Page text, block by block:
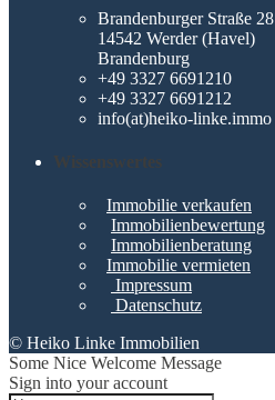
Brandenburger Straße 28
14542 Werder (Havel)
Brandenburg
+49 3327 6691210
+49 3327 6691212
info(at)heiko-linke.immo
Wissenswertes
Immobilie verkaufen
Immobilienbewertung
Immobilienberatung
Immobilie vermieten
Impressum
Datenschutz
© Heiko Linke Immobilien
Some Nice Welcome Message
Sign into your account